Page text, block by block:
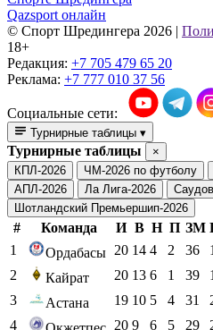
Qazsport онлайн
© Cпорт Шредингера 2026 |
18+
Редакция: +7 705 479 65 20
Реклама: +7 777 010 37 56
Социальные сети:
Турнирные таблицы ▾
Турнирные таблицы
×
КПЛ-2026
ЧМ-2026 по футболу
АПЛ-2026
Ла Лига-2026
Шотландский Премьершип-2026
# Команда И В Н П ЗМ
1
Ордабасы 20 14 4 2 36
2
Кайрат 20 13 6 1 39
3
Астана 19 10 5 4 31
4
20 9 6 5 29